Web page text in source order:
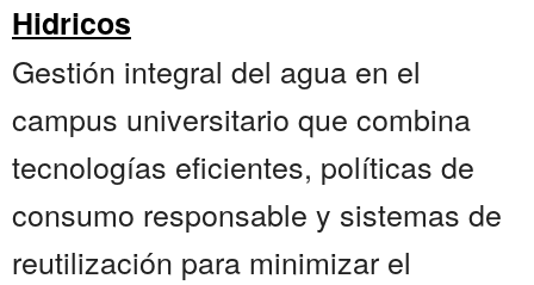
Hidricos
Gestión integral del agua en el
campus universitario que combina
tecnologías eficientes, políticas de
consumo responsable y sistemas de
reutilización para minimizar el